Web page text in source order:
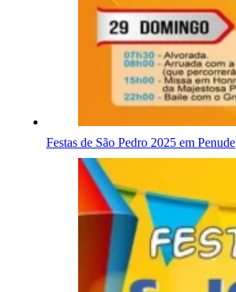
Festas de São Pedro 2025 em Penude